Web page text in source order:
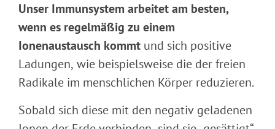
Unser Immunsystem arbeitet am besten,
wenn es regelmäßig zu einem
Ionenaustausch kommt und sich positive
Ladungen, wie beispielsweise die der freien
Radikale im menschlichen Körper reduzieren.
Sobald sich diese mit den negativ geladenen